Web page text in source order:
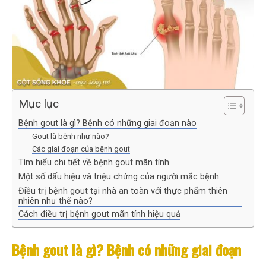
Mục lục
Bệnh gout là gì? Bệnh có những giai đoạn nào
Gout là bệnh như nào?
Các giai đoạn của bệnh gout
Tìm hiểu chi tiết về bệnh gout mãn tính
Một số dấu hiệu và triệu chứng của người mắc bệnh
Điều trị bệnh gout tại nhà an toàn với thực phẩm thiên
nhiên như thế nào?
Cách điều trị bệnh gout mãn tính hiệu quả
Bệnh gout là gì? Bệnh có những giai đoạn